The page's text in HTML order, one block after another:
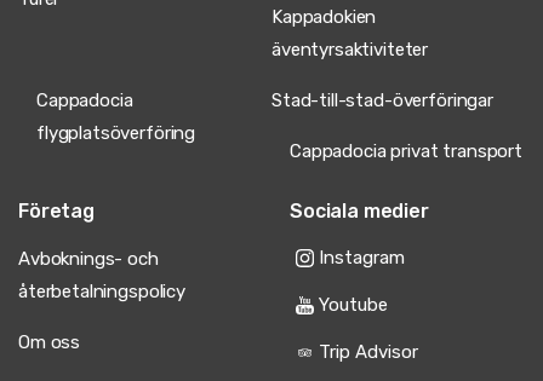
Kappadokien
äventyrsaktiviteter
Cappadocia
flygplatsöverföring
Stad-till-stad-överföringar
Cappadocia privat transport
Företag
Avboknings- och
återbetalningspolicy
Om oss
Sociala medier
Instagram
Youtube
Trip Advisor